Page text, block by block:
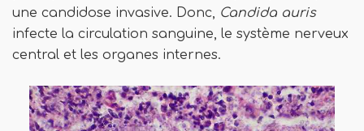
une candidose invasive. Donc, Candida auris
infecte la circulation sanguine, le système nerveux
central et les organes internes.